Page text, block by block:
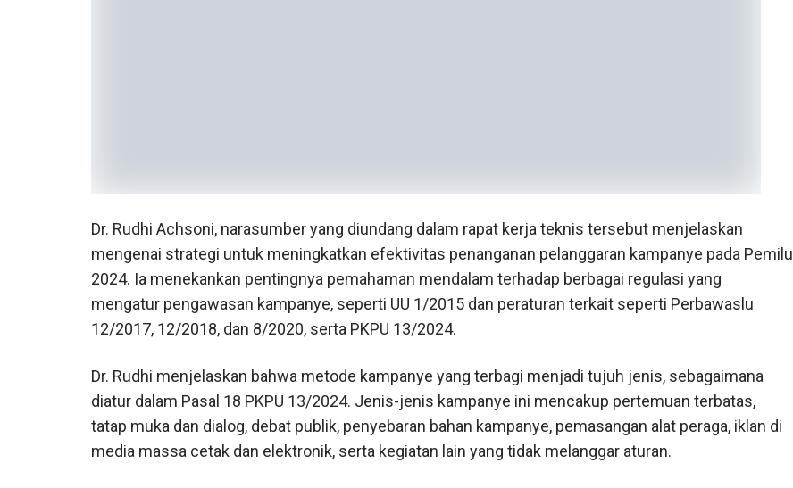
Dr. Rudhi Achsoni, narasumber yang diundang dalam rapat kerja teknis tersebut menjelaskan
mengenai strategi untuk meningkatkan efektivitas penanganan pelanggaran kampanye pada Pemilu
2024. Ia menekankan pentingnya pemahaman mendalam terhadap berbagai regulasi yang
mengatur pengawasan kampanye, seperti UU 1/2015 dan peraturan terkait seperti Perbawaslu
12/2017, 12/2018, dan 8/2020, serta PKPU 13/2024.
Dr. Rudhi menjelaskan bahwa metode kampanye yang terbagi menjadi tujuh jenis, sebagaimana
diatur dalam Pasal 18 PKPU 13/2024. Jenis-jenis kampanye ini mencakup pertemuan terbatas,
tatap muka dan dialog, debat publik, penyebaran bahan kampanye, pemasangan alat peraga, iklan di
media massa cetak dan elektronik, serta kegiatan lain yang tidak melanggar aturan.